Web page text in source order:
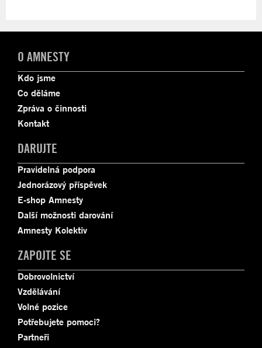
O AMNESTY
Kdo jsme
Co děláme
Zpráva o činnosti
Kontakt
DARUJTE
Pravidelná podpora
Jednorázový příspěvek
E-shop Amnesty
Další možnosti darování
Amnesty Kolektiv
ZAPOJTE SE
Dobrovolnictví
Vzdělávání
Volné pozice
Potřebujete pomoci?
Partneři